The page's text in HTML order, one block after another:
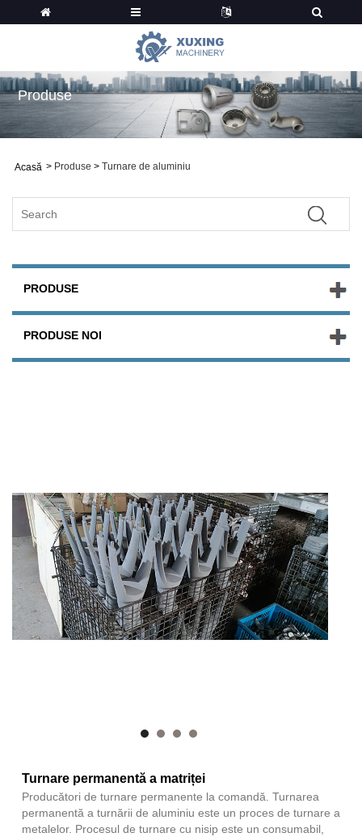
Produse
Acasă > Produse > Turnare de aluminiu
PRODUSE
PRODUSE NOI
Turnare permanentă a matriței
Producători de turnare permanente la comandă. Turnarea
permanentă a turnării de aluminiu este un proces de turnare a
metalelor. Procesul de turnare cu nisip este un consumabil,